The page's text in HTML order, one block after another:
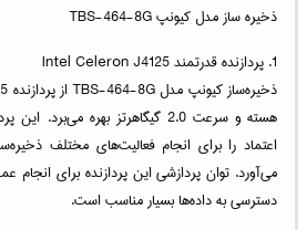
ذخیره ساز مدل کیونپ TBS-464-8G
1. پردازنده قدرتمند Intel Celeron J4125
هسته و سرعت 2.0 گیگاهرتز بهره
اعتماد را برای انجام فعالیت‌های مختلف
می‌آورد. توان پردازشی این پردازنده برای انجام
دسترسی به داده‌ها بسیار مناسب است.